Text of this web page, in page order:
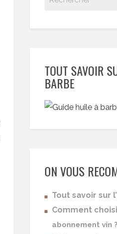
TOUT SAVOIR
BARBE
ON VOUS
Tout savoir sur l’
Comment
abonnement vin ?